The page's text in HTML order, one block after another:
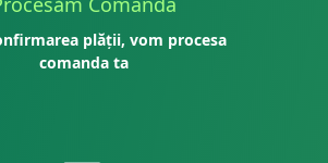
plății, vom procesa
comanda ta